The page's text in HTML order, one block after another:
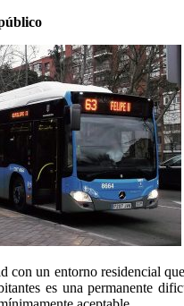
con un entorno residencial
es una permanente